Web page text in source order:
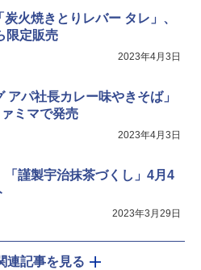
火焼きとりレバー タレ」、
限定販売
2023年4月3日
アパ社長カレー味やきそば」
ミマで発売
2023年4月3日
「謹製宇治抹茶づくし」4月4
2023年3月29日
連記事を見る